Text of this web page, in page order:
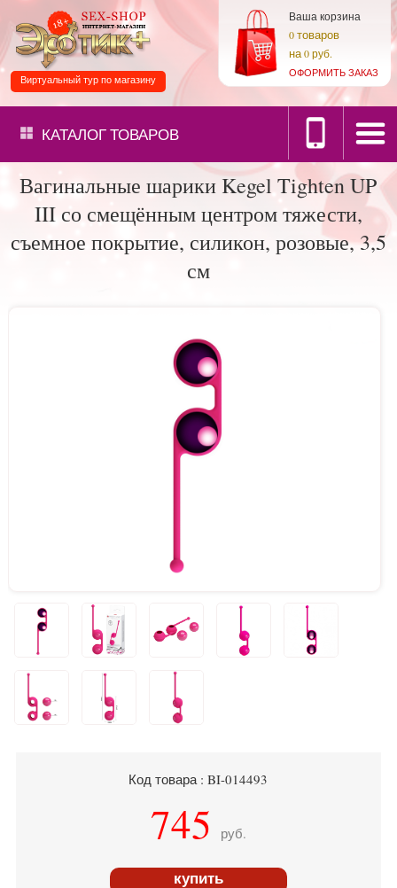
Ваша корзина
0товаров
на0 руб.
ОФОРМИТЬ ЗАКАЗ
Виртуальный тур по магазину
КАТАЛОГТОВАРОВ
Вагинальные шарики Kegel Tighten UP
III со смещённым центром тяжести,
съемное покрытие, силикон, розовые, 3,5
см
Код товара : BI-014493
745 руб.
купить